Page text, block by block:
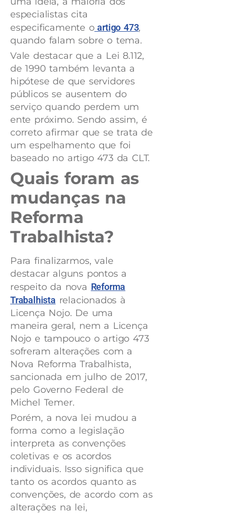
especialistas cita
especificamente oartigo 473,
quando falam sobre o tema.
Vale destacar que a Lei 8.112,
de 1990 também levanta a
hipótese de que servidores
públicos se ausentem do
serviço quando perdem um
ente próximo. Sendo assim, é
correto afirmar que se trata de
um espelhamento que foi
baseado no artigo 473 da CLT.
Quais foram as
mudanças na
Reforma
Trabalhista?
Para finalizarmos, vale
destacar alguns pontos a
respeito da nova Reforma
Trabalhista relacionados à
Licença Nojo. De uma
maneira geral, nem a Licença
Nojo e tampouco o artigo 473
sofreram alterações com a
Nova Reforma Trabalhista,
sancionada em julho de 2017,
pelo Governo Federal de
Michel Temer.
Porém, a nova lei mudou a
forma como a legislação
interpreta as convenções
coletivas e os acordos
individuais. Isso significa que
tanto os acordos quanto as
convenções, de acordo com as
alterações na lei,